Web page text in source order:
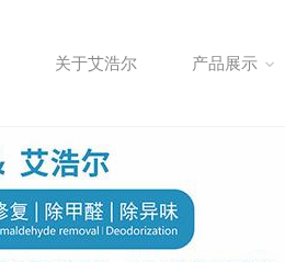
关于艾浩尔 产品展示